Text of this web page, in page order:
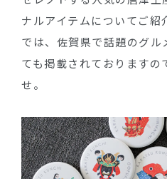
ナルアイテムについてご紹
では、佐賀県で話題のグル
ても掲載されておりますの
せ。